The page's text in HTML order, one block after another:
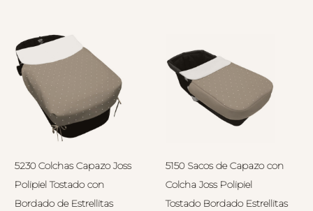
5230 Colchas Capazo Joss
Polipiel Tostado con
Bordado de Estrellitas
5150 Sacos de Capazo con
Colcha Joss Polipiel
Tostado Bordado Estrellitas